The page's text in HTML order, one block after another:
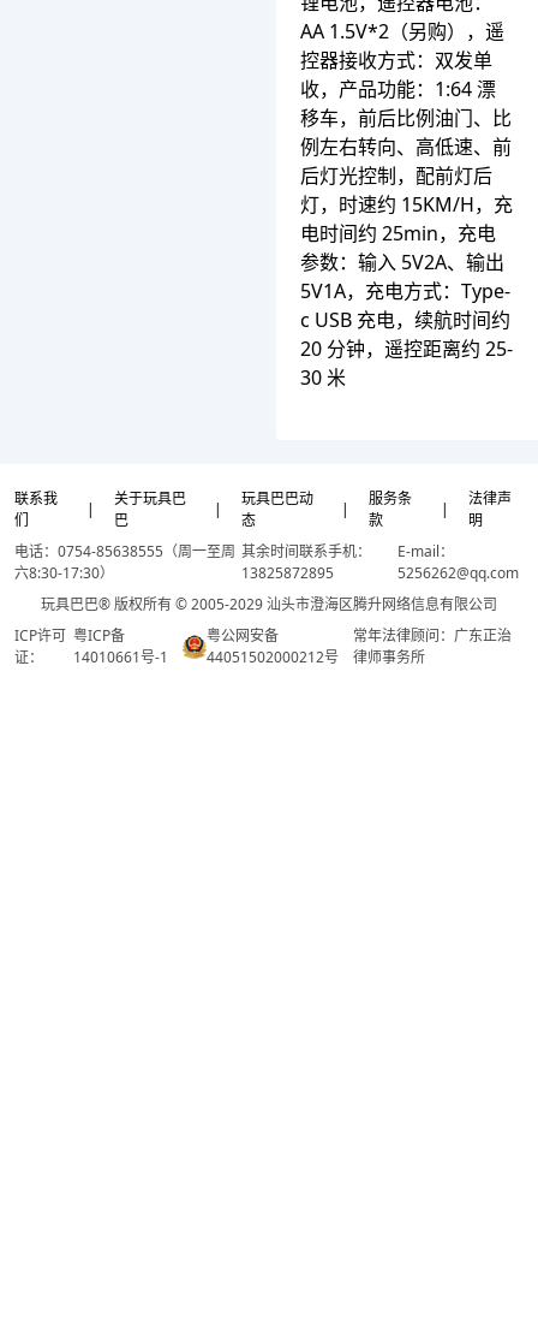
AA 1.5V*2（另购），遥
控器接收方式：双发单
收，产品功能：1:64 漂
移车，前后比例油门、比
例左右转向、高低速、前
后灯光控制，配前灯后
灯，时速约 15KM/H，充
电时间约 25min，充电
参数：输入 5V2A、输出
5V1A，充电方式：Type-
c USB 充电，续航时间约
20 分钟，遥控距离约 25-
30 米
联系我
们
|
关于玩具巴
巴
|
玩具巴巴动
态
|
服务条
款
|
法律声
明
电话：0754-85638555（周一至周
六8:30-17:30）
其余时间联系手机：
13825872895
E-mail：
5256262@qq.com
玩具巴巴® 版权所有 © 2005-2029 汕头市澄海区腾升网络信息有限公司
ICP许可
证：
粤ICP备
14010661号-1
粤公网安备
44051502000212号
常年法律顾问：广东正治
律师事务所